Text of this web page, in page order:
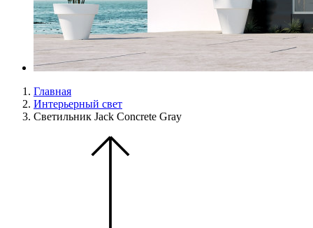
Главная
Интерьерный свет
Светильник Jack Concrete Gray